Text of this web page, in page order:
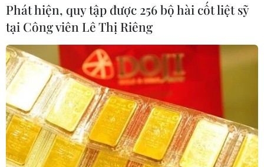
Phát hiện, quy tập được 256 bộ hài cốt liệt sỹ
tại Công viên Lê Thị Riêng